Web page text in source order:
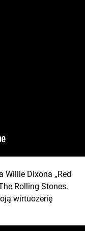
Willie Dixona „Red
Rolling Stones.
wirtuozerię